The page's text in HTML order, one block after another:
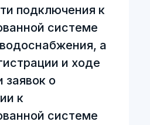
подключения к
системе
а
и ходе
заявок о
к
системе